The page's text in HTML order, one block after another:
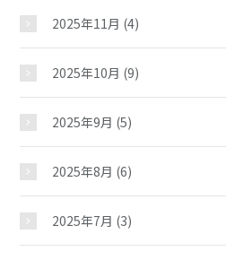
2025年11月 (4)
2025年10月 (9)
2025年9月 (5)
2025年8月 (6)
2025年7月 (3)